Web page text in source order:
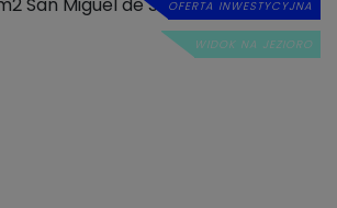
OFERTA INWESTYCYJNA
WIDOK NA JEZIORO